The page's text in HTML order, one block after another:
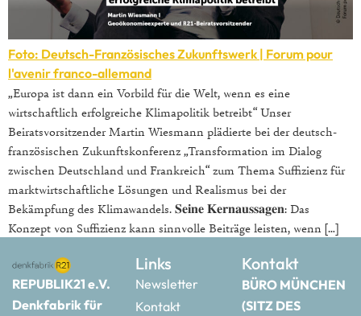
Foto: Deutsch-Französisches Zukunftswerk | Forum pour
l'avenir franco-allemand
„Europa ist dann ein Vorbild für die Welt, wenn es eine
wirtschaftlich erfolgreiche Klimapolitik betreibt“ Unser
Beiratsvorsitzender Martin Wiesmann plädierte bei der deutsch-
französischen Zukunftskonferenz „Transformation im Dialog
zwischen Deutschland und Frankreich“ zum Thema Suffizienz für
marktwirtschaftliche Lösungen und Realismus bei der
Bekämpfung des Klimawandels. 𝐒𝐞𝐢𝐧𝐞 𝐊𝐞𝐫𝐧𝐚𝐮𝐬𝐬𝐚𝐠𝐞𝐧: Das
Konzept von Suffizienz kann sinnvolle Beiträge leisten, wenn […]
REPUBLIK21 e.V.
Denkfabrik für
Links
Newsletter
Kontakt
Kontakt
BÜRO MÜNCHEN
(SITZ DES